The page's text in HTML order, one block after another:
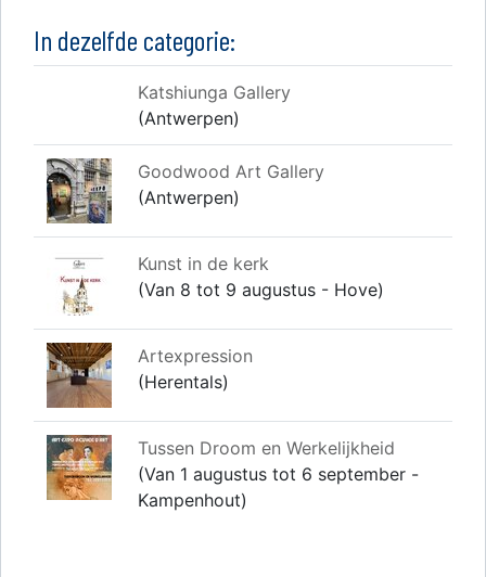
In dezelfde categorie:
Katshiunga Gallery
(Antwerpen)
Goodwood Art Gallery
(Antwerpen)
Kunst in de kerk
(Van 8 tot 9 augustus - Hove)
Artexpression
(Herentals)
Tussen Droom en Werkelijkheid
(Van 1 augustus tot 6 september -
Kampenhout)